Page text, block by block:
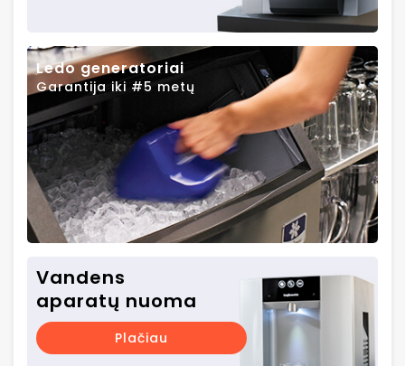
Ledo generatoriai
Garantija iki #5 metų
Vandens
aparatų nuoma
Plačiau